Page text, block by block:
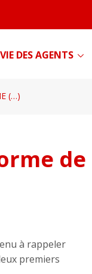
VIE DES AGENTS
(…)
de
à rappeler
premiers